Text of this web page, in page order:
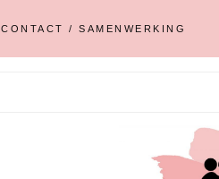
CONTACT / SAMENWERKING